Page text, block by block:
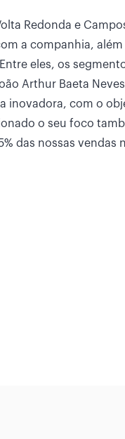
Redonda e
a companhia, além
eles, os
Arthur Baeta
inovadora, com o
o seu foco
das nossas vendas